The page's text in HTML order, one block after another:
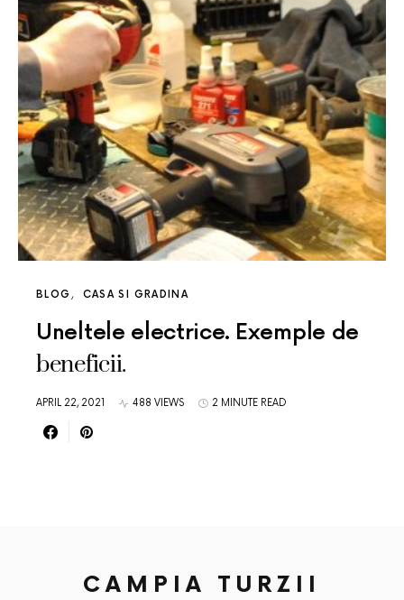
BLOG CASA SI GRADINA
Uneltele electrice. Exemple de
beneficii.
APRIL 22, 2021 488 VIEWS 2 MINUTE READ
CAMPIA TURZII